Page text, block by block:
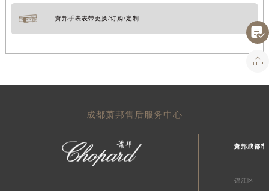
萧邦手表表带更换/订购/定制
成都萧邦售后服务中心
萧邦成都市
锦江区

